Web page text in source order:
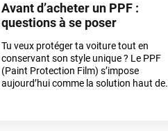
Avant d’acheter un PPF :
questions à se poser
Tu veux protéger ta voiture tout en
conservant son style unique ? Le PPF
(Paint Protection Film) s’impose
aujourd’hui comme la solution haut de